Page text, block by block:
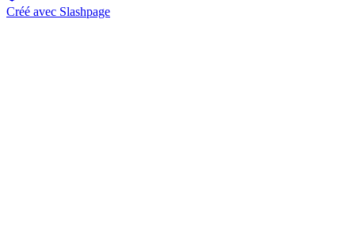
Créé avec Slashpage